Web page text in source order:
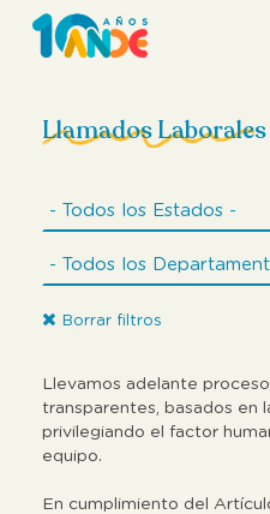
Llamados Laborales
Borrar filtros
Llevamos adelante
transparentes, basados en
privilegiando el factor
equipo.
En cumplimiento del